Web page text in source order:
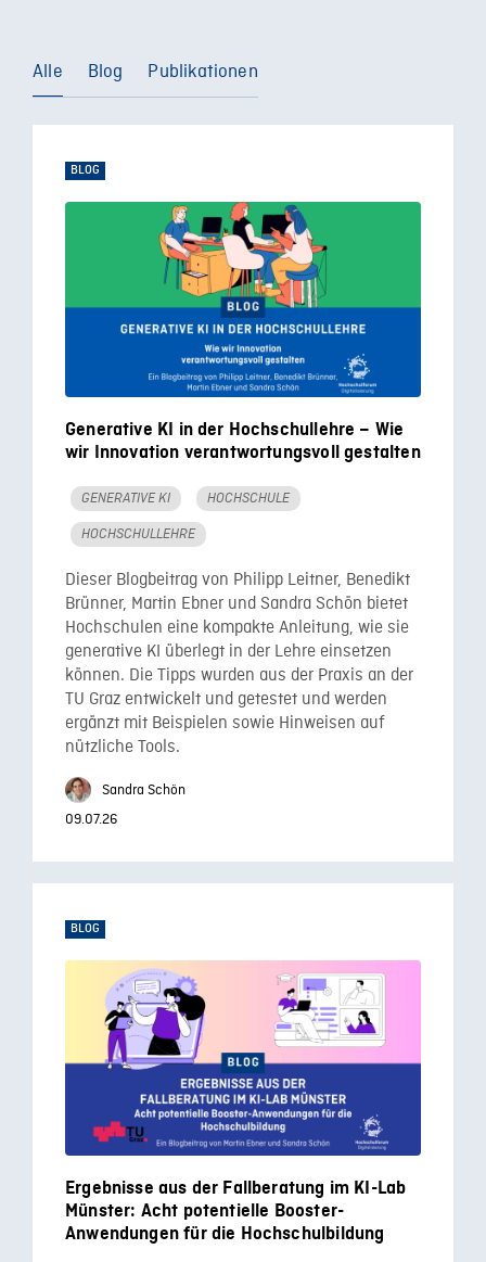
Alle Blog Publikationen
BLOG
Generative KI in der Hochschullehre – Wie
wir Innovation verantwortungsvoll gestalten
GENERATIVE KI HOCHSCHULE
HOCHSCHULLEHRE
Dieser Blogbeitrag von Philipp Leitner, Benedikt
Brünner, Martin Ebner und Sandra Schön bietet
Hochschulen eine kompakte Anleitung, wie sie
generative KI überlegt in der Lehre einsetzen
können. Die Tipps wurden aus der Praxis an der
TU Graz entwickelt und getestet und werden
ergänzt mit Beispielen sowie Hinweisen auf
nützliche Tools.
Sandra Schön
09.07.26
BLOG
Ergebnisse aus der Fallberatung im KI-Lab
Münster: Acht potentielle Booster-
Anwendungen für die Hochschulbildung